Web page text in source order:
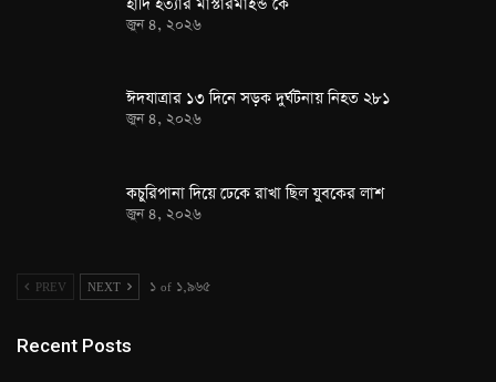
জুন ৪, ২০২৬
ঈদযাত্রার ১৩ দিনে সড়ক দুর্ঘটনায় নিহত ২৮১
জুন ৪, ২০২৬
কচুরিপানা দিয়ে ঢেকে রাখা ছিল যুবকের লাশ
জুন ৪, ২০২৬
PREV NEXT ১ of ১,৯৬৫
Recent Posts